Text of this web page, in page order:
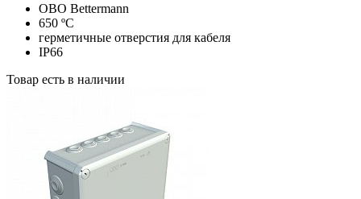
ОВО Bettermann
650 ºC
герметичные отверстия для кабеля
IP66
Товар есть в наличии